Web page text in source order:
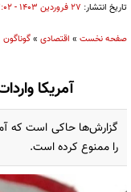
تاریخ انتشار: ۲۷ فروردين ۱۴۰۳ - ۲۳:۰۲
صفحه نخست » اقتصادی »گوناگون
آمریکا
گزارش‌ها حاکی است که
را ممنوع کرده است.